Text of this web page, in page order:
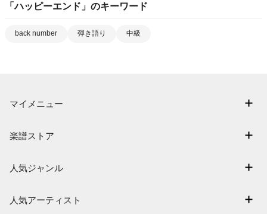
「ハッピーエンド 」のキーワード
back number 弾き語り 中級
マイメニュー
退会はこちら
楽譜ストア
難易度別に探す
人気ジャンル
人気アーティスト